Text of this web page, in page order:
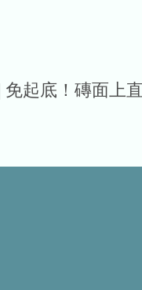
免起底！磚面上